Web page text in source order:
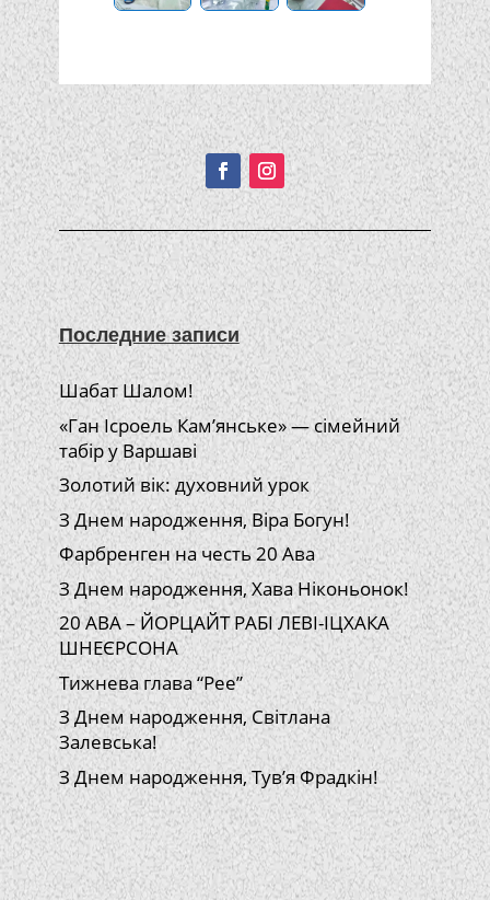
Подписывайтесь!
Последние записи
Шабат Шалом!
«Ган Ісроель Кам’янське» — сімейний
табір у Варшаві
Золотий вік: духовний урок
З Днем народження, Віра Богун!
Фарбренген на честь 20 Ава
З Днем народження, Хава Ніконьонок!
20 АВА – ЙОРЦАЙТ РАБІ ЛЕВІ-ІЦХАКА
ШНЕЄРСОНА
Тижнева глава “Рее”
З Днем народження, Світлана
Залевська!
З Днем народження, Тув’я Фрадкін!